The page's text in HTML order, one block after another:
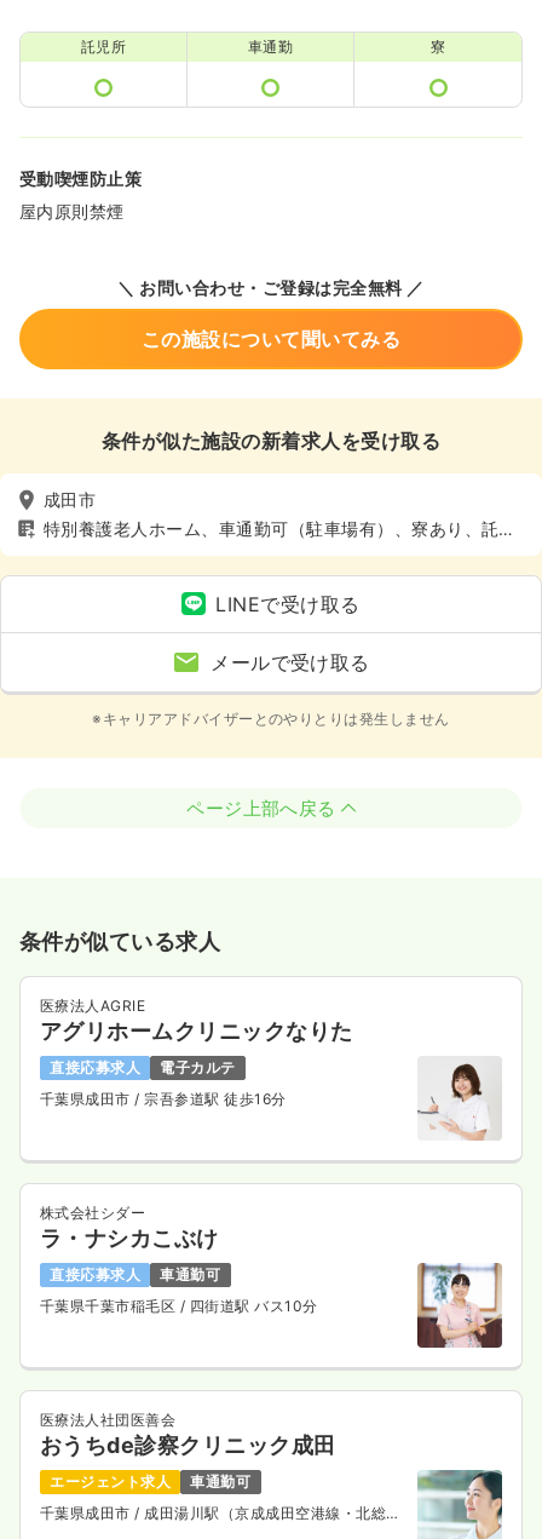
託児所 車通勤 寮
受動喫煙防止策
屋内原則禁煙
＼ お問い合わせ・ご登録は完全無料 ／
この施設について聞いてみる
条件が似た施設の新着求人を受け取る
成田市
特別養護老人ホーム、車通勤可（駐車場有）、寮あり、託児
所あり
LINEで受け取る
メールで受け取る
※キャリアアドバイザーとのやりとりは発生しません
ページ上部へ戻る
条件が似ている求人
医療法人AGRIE
アグリホームクリニックなりた
直接応募求人
電子カルテ
千葉県成田市/ 宗吾参道駅 徒歩16分
株式会社シダー
ラ・ナシカこぶけ
直接応募求人
車通勤可
千葉県千葉市稲毛区 / 四街道駅 バス10分
医療法人社団医善会
おうちde診察クリニック成田
エージェント求人
車通勤可
千葉県成田市/ 成田湯川駅（京成成田空港線・北総鉄